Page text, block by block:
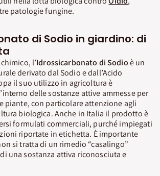
patologie fungine.
di Sodio in giardino: di
l’Idrossicarbonato diSodioè un
derivato dal Sodio e dall’Acido
il suo utilizzo in agricoltura è
delle sostanze attive ammesse per
piante, con particolare attenzione agli
biologica. Anche in Italia il prodotto è
formulati commerciali, purché impiegati
riportate in etichetta. È importante
si tratta di un rimedio “casalingo”
una sostanza attiva riconosciuta e